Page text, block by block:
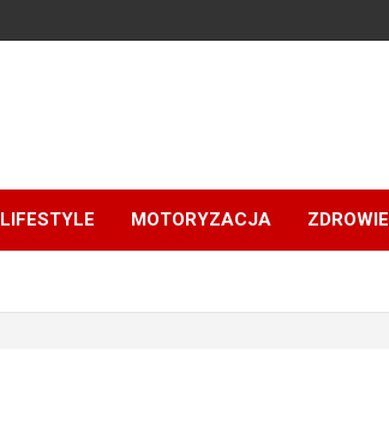
LIFESTYLE MOTORYZACJA ZDROWIE